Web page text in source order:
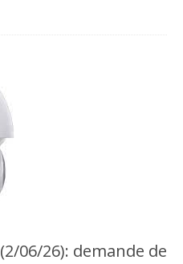
06/26): demande de